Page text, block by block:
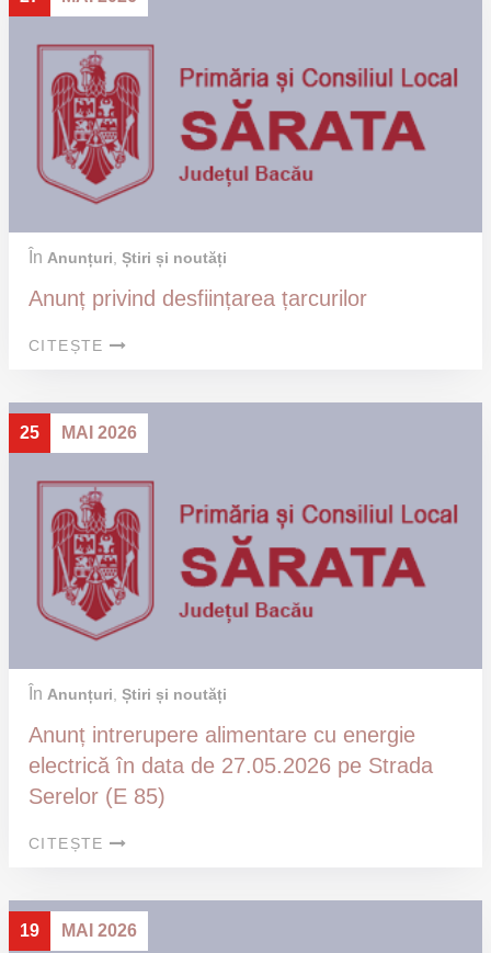
În Anunțuri Știri și noutăți
Anunț privind desființarea țarcurilor
CITEȘTE
25 MAI 2026
În Anunțuri Știri și noutăți
Anunț intrerupere alimentare cu energie
electrică în data de 27.05.2026 pe Strada
Serelor (E 85)
CITEȘTE
19 MAI 2026